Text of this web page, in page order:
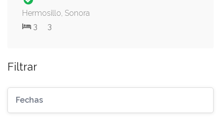
Hermosillo, Sonora
3
3
Filtrar